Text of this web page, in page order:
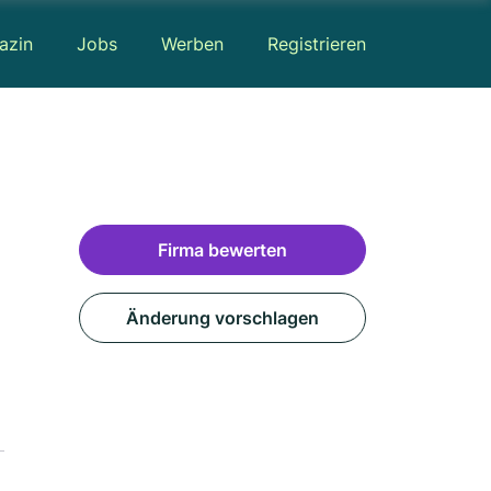
Jobs Werben Registrieren
Firma bewerten
Änderung vorschlagen